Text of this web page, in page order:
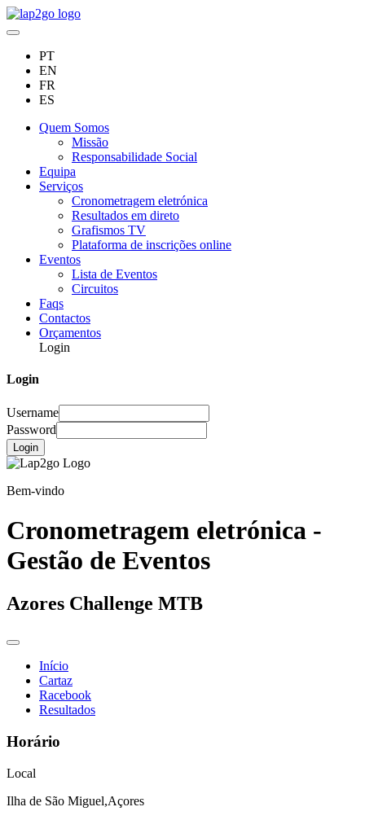
PT
EN
FR
ES
Quem Somos
Missão
Responsabilidade Social
Equipa
Serviços
Cronometragem eletrónica
Resultados em direto
Grafismos TV
Plataforma de inscrições online
Eventos
Lista de Eventos
Circuitos
Faqs
Contactos
Orçamentos
Login
Login
Username
Password
Login
Bem-vindo
Cronometragem eletrónica -
Gestão de Eventos
Azores Challenge MTB
Início
Cartaz
Racebook
Resultados
Horário
Local
Ilha de São Miguel,Açores